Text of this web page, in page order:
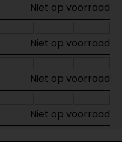
Niet op voorraad
Niet op voorraad
Niet op voorraad
Niet op voorraad